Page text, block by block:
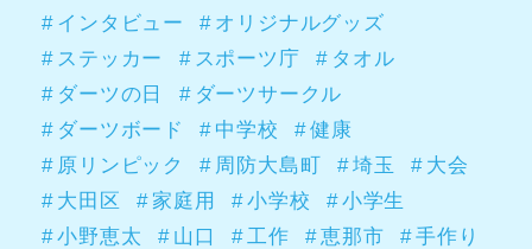
インタビュー
オリジナルグッズ
ステッカー
スポーツ庁
タオル
ダーツの日
ダーツサークル
ダーツボード
中学校
健康
原リンピック
周防大島町 埼玉
大会
大田区
家庭用 小学校
小学生
小野恵太
山口 工作 恵那市
手作り